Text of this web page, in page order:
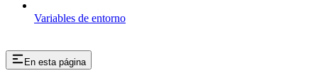
Variables de entorno
En esta página